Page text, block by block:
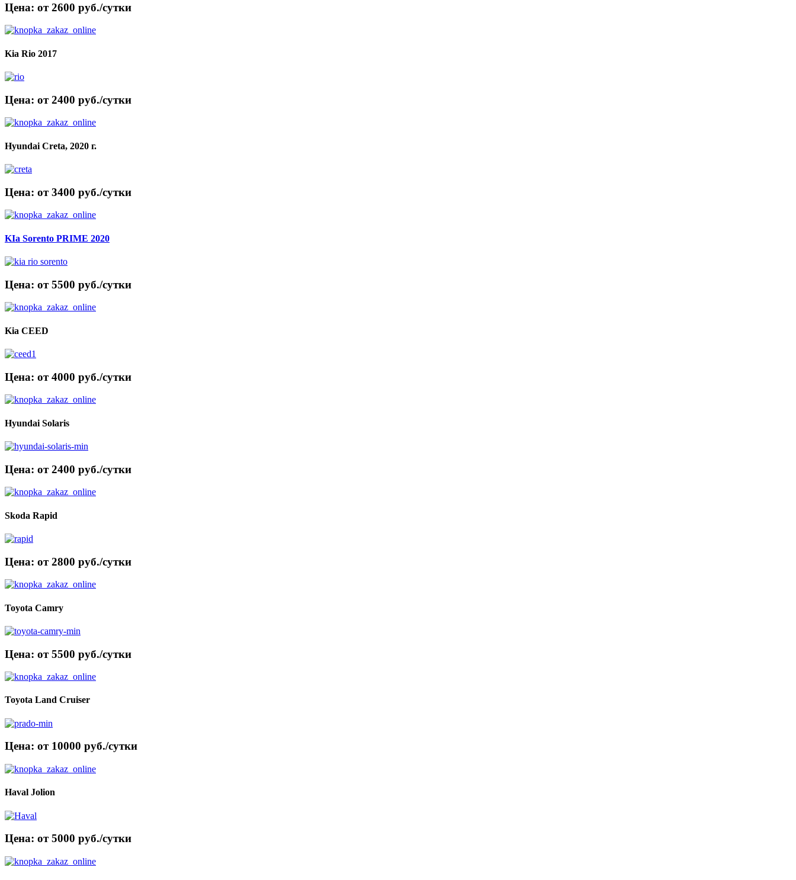
Цена: от 2600 руб./сутки
Kia Rio 2017
Цена: от 2400 руб./сутки
Hyundai Creta, 2020 г.
Цена: от 3400 руб./сутки
KIa Sorento PRIME 2020
Цена: от 5500 руб./сутки
Kia CEED
Цена: от 4000 руб./сутки
Hyundai Solaris
Цена: от 2400 руб./сутки
Skoda Rapid
Цена: от 2800 руб./сутки
Toyota Camry
Цена: от 5500 руб./сутки
Toyota Land Cruiser
Цена: от 10000 руб./сутки
Haval Jolion
Цена: от 5000 руб./сутки